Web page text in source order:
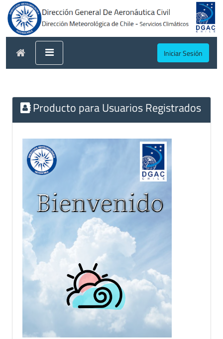
Iniciar Sesión
Producto para Usuarios Registrados